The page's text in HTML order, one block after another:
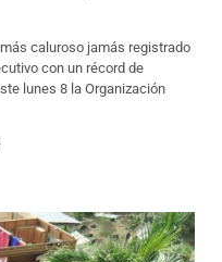
caluroso jamás registrado
con un récord de
lunes 8 la Organización